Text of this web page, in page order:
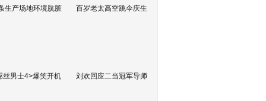
生产场地环境肮脏 百岁老太高空跳伞庆生
丝男士4>爆笑开机 刘欢回应二当冠军导师